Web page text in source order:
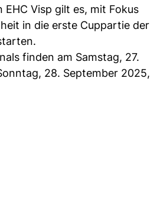
EHC Visp gilt es, mit Fokus
in die erste Cuppartie der
finden am Samstag, 27.
28. September 2025,